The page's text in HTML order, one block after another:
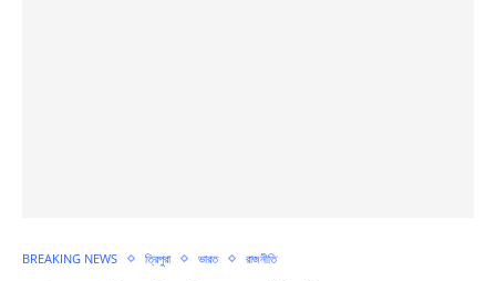
BREAKING NEWS ত্রিপুরা ভারত রাজনীতি